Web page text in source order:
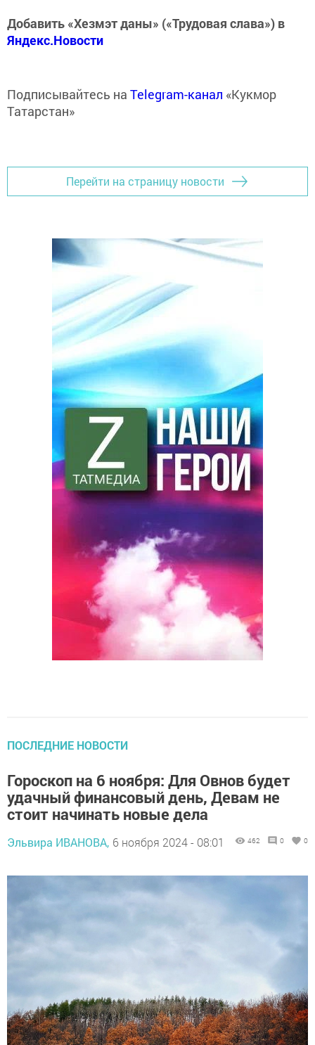
Добавить «Хезмэт даны» («Трудовая слава») в
Яндекс.Новости
Подписывайтесь на Telegram-канал «Кукмор
Татарстан»
Перейти на страницу новости
ПОСЛЕДНИЕ НОВОСТИ
Гороскоп на 6 ноября: Для Овнов будет
удачный финансовый день, Девам не
стоит начинать новые дела
Эльвира ИВАНОВА, 6 ноября 2024 - 08:01 462 0 0